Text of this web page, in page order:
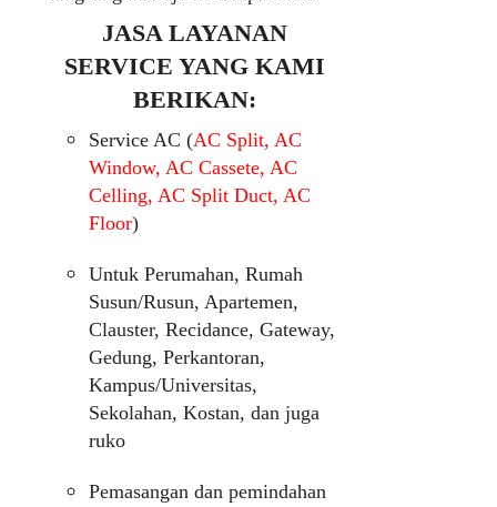
JASA LAYANAN
SERVICE YANG KAMI
BERIKAN:
Service AC (AC Split, AC
Window, AC Cassete, AC
Celling, AC Split Duct, AC
Floor)
Untuk Perumahan, Rumah
Susun/Rusun, Apartemen,
Clauster, Recidance, Gateway,
Gedung, Perkantoran,
Kampus/Universitas,
Sekolahan, Kostan, dan juga
ruko
Pemasangan dan pemindahan